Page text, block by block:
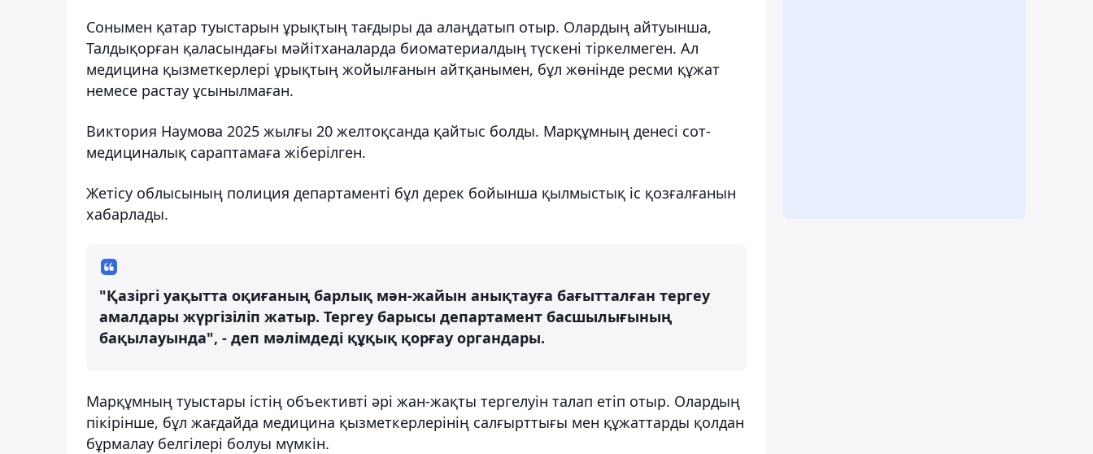
Сонымен қатар туыстарын ұрықтың тағдыры да алаңдатып отыр. Олардың айтуынша,
Талдықорған қаласындағы мәйітханаларда биоматериалдың түскені тіркелмеген. Ал
медицина қызметкерлері ұрықтың жойылғанын айтқанымен, бұл жөнінде ресми құжат
немесе растау ұсынылмаған.
Виктория Наумова 2025 жылғы 20 желтоқсанда қайтыс болды. Марқұмның денесі сот-
медициналық сараптамаға жіберілген.
Жетісу облысының полиция департаменті бұл дерек бойынша қылмыстық іс қозғалғанын
хабарлады.
"Қазіргі уақытта оқиғаның барлық мән-жайын анықтауға бағытталған тергеу
амалдары жүргізіліп жатыр. Тергеу барысы департамент басшылығының
бақылауында", - деп мәлімдеді құқық қорғау органдары.
Марқұмның туыстары істің объективті әрі жан-жақты тергелуін талап етіп отыр. Олардың
пікірінше, бұл жағдайда медицина қызметкерлерінің салғырттығы мен құжаттарды қолдан
бұрмалау белгілері болуы мүмкін.